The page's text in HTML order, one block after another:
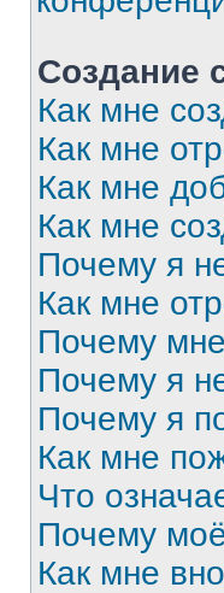
Создание
Как мне
Как мне
Как мне
Как мне
Почему я
Как мне
Почему
Почему я
Почему я
Как мне
Что
Почему
Как мне